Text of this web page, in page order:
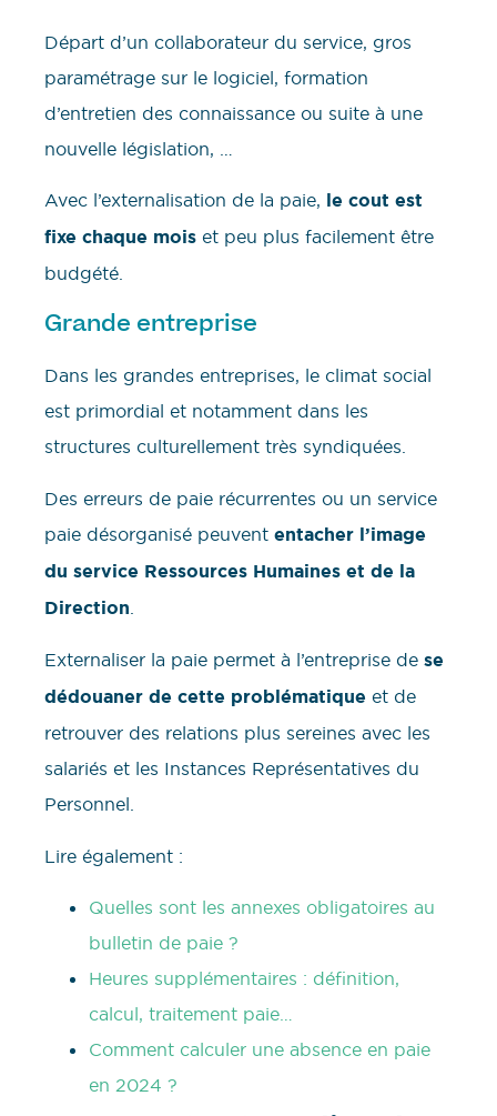
Départ d’un collaborateur du service, gros
paramétrage sur le logiciel, formation
d’entretien des connaissance ou suite à une
nouvelle législation, …
Avec l’externalisation de la paie, le cout est
fixe chaque mois et peu plus facilement être
budgété.
Grande entreprise
Dans les grandes entreprises, le climat social
est primordial et notamment dans les
structures culturellement très syndiquées.
Des erreurs de paie récurrentes ou un service
paie désorganisé peuvent entacher l’image
du service Ressources Humaines et de la
Direction
Externaliser la paie permet à l’entreprise de se
dédouaner de cette problématique et de
retrouver des relations plus sereines avec les
salariés et les Instances Représentatives du
Personnel.
Lire également :
Quelles sont les annexes obligatoires au
bulletin de paie ?
Heures supplémentaires : définition,
calcul, traitement paie…
Comment calculer une absence en paie
en 2024 ?